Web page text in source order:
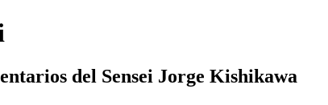
del Sensei Jorge Kishikawa